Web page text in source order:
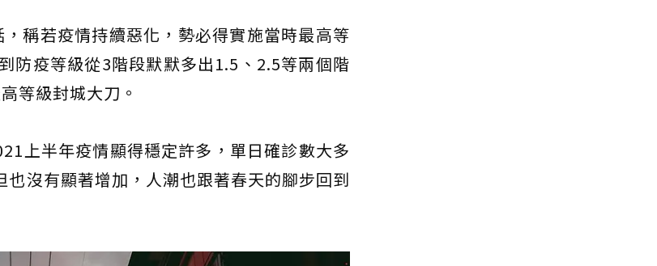
稱若疫情持續惡化，勢必得實施當時最高等
防疫等級從3階段默默多出1.5、2.5等兩個階
等級封城大刀。
上半年疫情顯得穩定許多，單日確診數大多
沒有顯著增加，人潮也跟著春天的腳步回到